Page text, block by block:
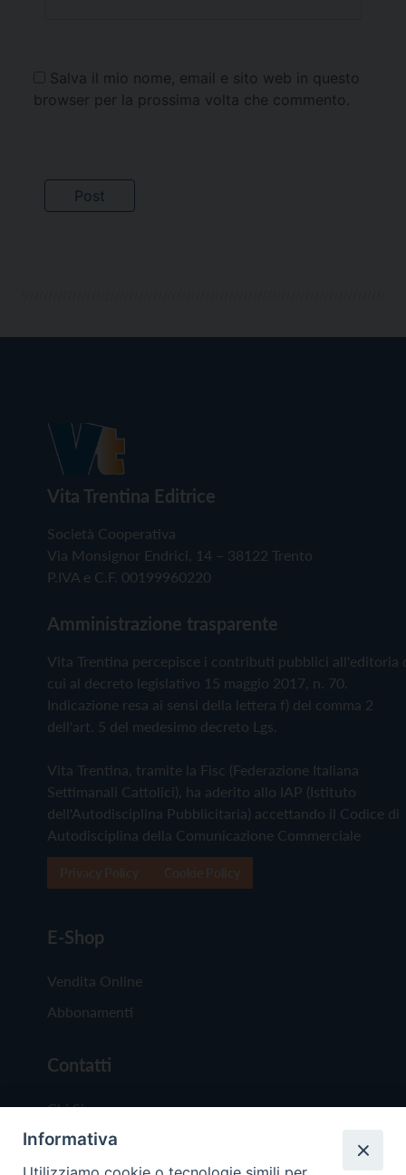
Salva il mio nome, email e sito web in questo
browser per la prossima volta che commento.
Vita Trentina Editrice
Società Cooperativa
Via Monsignor Endrici, 14 – 38122 Trento
P.IVA e C.F. 00199960220
Amministrazione trasparente
Vita Trentina percepisce i contributi pubblici all'editoria
cui al decreto legislativo 15 maggio 2017, n. 70.
Indicazione resa ai sensi della lettera f) del comma 2
dell'art. 5 del medesimo decreto Lgs.
Vita Trentina, tramite la Fisc (Federazione Italiana
Settimanali Cattolici), ha aderito allo IAP (Istituto
dell'Autodisciplina Pubblicitaria) accettando il Codice di
Autodisciplina della Comunicazione Commerciale
E-Shop
Vendita Online
Abbonamenti
Contatti
Chi Siamo
Redazione
Scrivici
Informativa